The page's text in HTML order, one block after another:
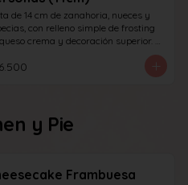
de 14 cm de zanahoria, nueces y
con relleno simple de frosting
crema y decoración superior.
y Pie
Frambuesa